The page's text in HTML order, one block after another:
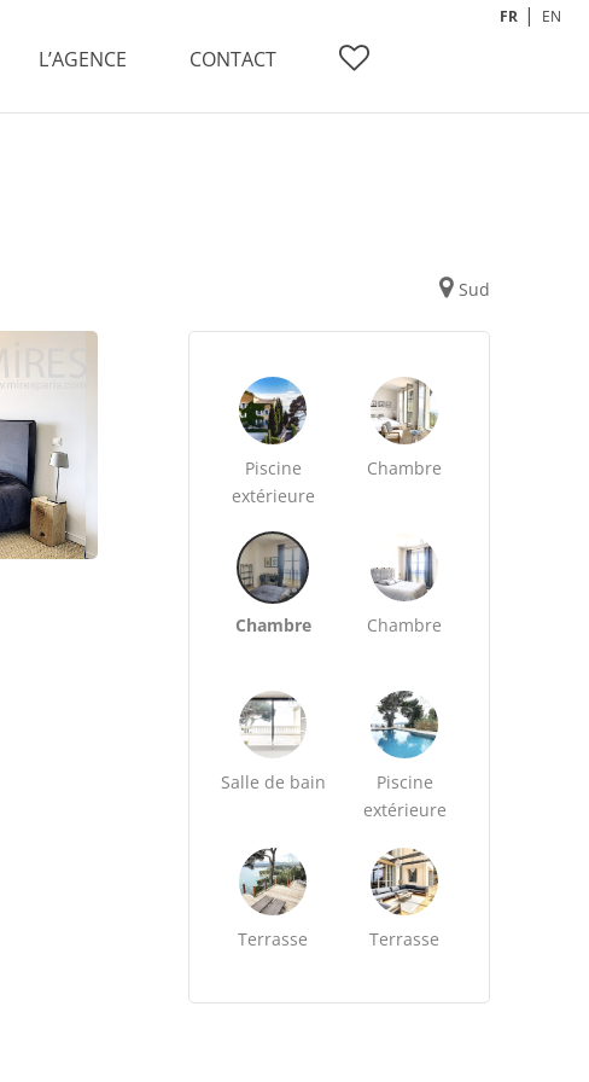
L’AGENCE CONTACT
FR EN
Sud
Piscine
extérieure
Chambre
Chambre Chambre
Salle de bain
Piscine
extérieure
Terrasse Terrasse